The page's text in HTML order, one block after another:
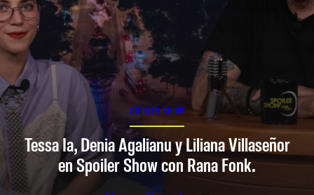
SPOILER SHOW
Tessa Ia, Denia Agalianu y Liliana Villaseñor
en Spoiler Show con Rana Fonk.